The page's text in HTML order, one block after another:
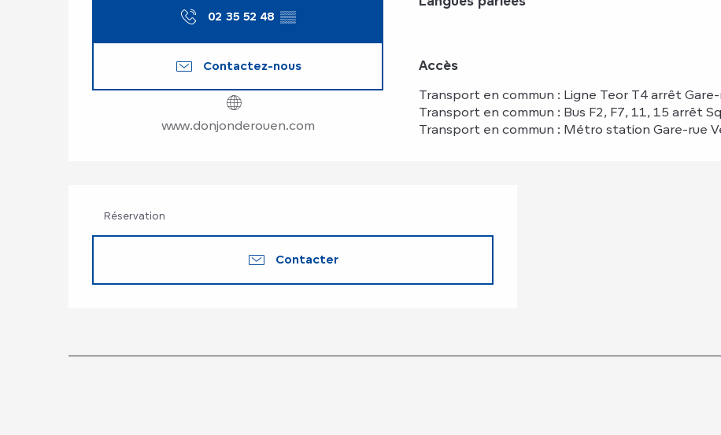
02 35 52 48 ▒▒
Contactez-nous
www.donjonderouen.com
Accès
Accès
Transport en commun : Ligne Teor T4 arrêt
Transport en commun : Bus F2, F7, 11, 15 arrêt
Transport en commun : Métro station Gare-rue
Réservation
Contacter